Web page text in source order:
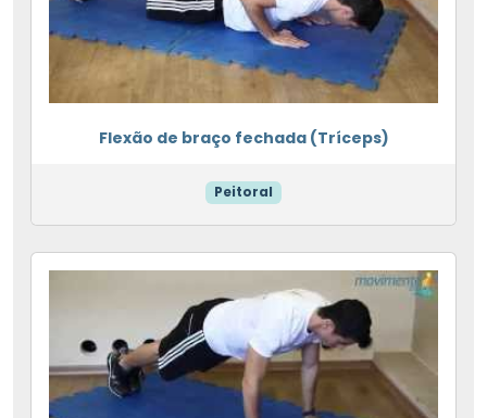
Flexão de braço fechada (Tríceps)
Peitoral